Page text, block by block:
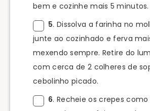
bem e cozinhe mais 5 minutos.
5. Dissolva a farinha no
junte ao cozinhado e ferva
mexendo sempre. Retire do
com cerca de 2 colheres de
cebolinho picado.
6. Recheie os crepes